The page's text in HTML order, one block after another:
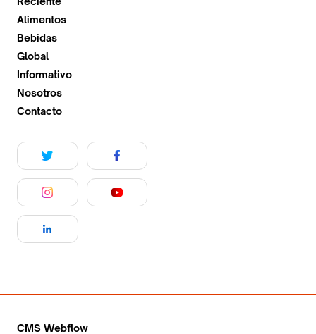
Alimentos
Bebidas
Global
Informativo
Nosotros
Contacto
CMS Webflow